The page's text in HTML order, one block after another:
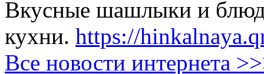
Вкусные шашлыки и
кухни. https://
Все новости интернета